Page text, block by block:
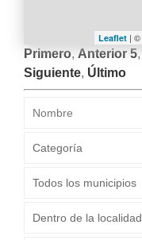
Leaflet | ©
Primero, Anterior 5,
Siguiente, Último